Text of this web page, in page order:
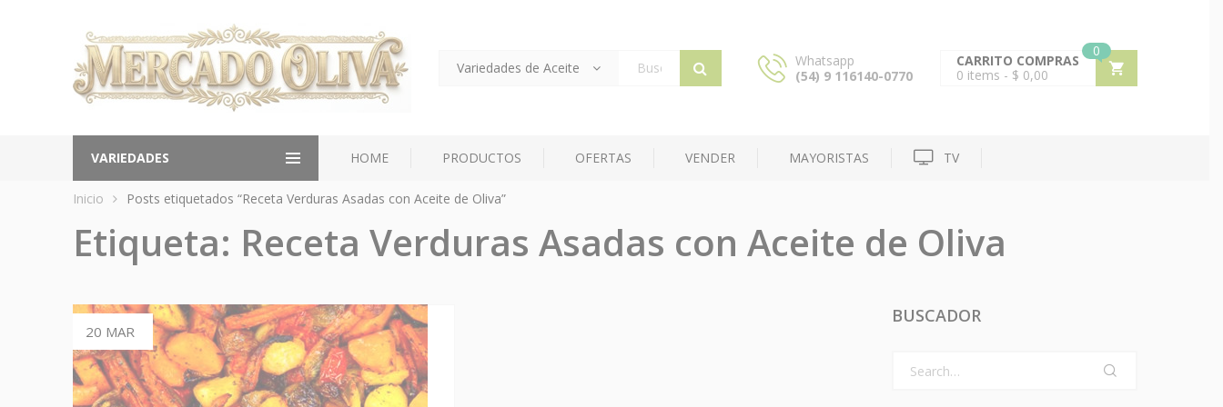
Variedades de Aceite
Products
Whatsapp
(54) 9 116140-0770
0
CARRITO COMPRAS
0 items - $ 0,00
VARIEDADES HOME PRODUCTOS OFERTAS VENDER MAYORISTAS TV
Inicio Posts etiquetados “Receta Verduras Asadas con Aceite de Oliva”
Etiqueta: Receta Verduras Asadas con Aceite de Oliva
20 MAR
BUSCADOR